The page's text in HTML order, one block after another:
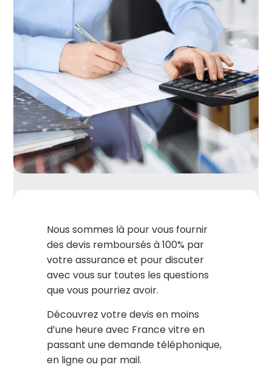
Nous sommes là pour vous fournir
des devis remboursés à 100% par
votre assurance et pour discuter
avec vous sur toutes les questions
que vous pourriez avoir.
Découvrez votre devis en moins
d’une heure avec France vitre en
passant une demande téléphonique,
en ligne ou par mail.